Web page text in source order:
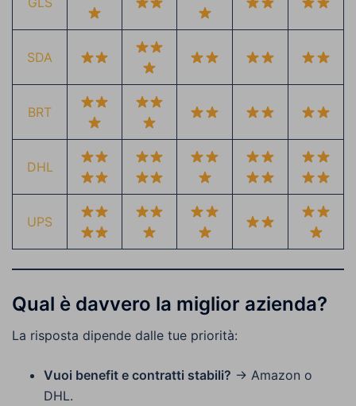
SDA
BRT
DHL
UPS
Qual è davvero la miglior azienda?
La risposta dipende dalle tue priorità:
Vuoi benefit e contratti stabili? → Amazon o
DHL.